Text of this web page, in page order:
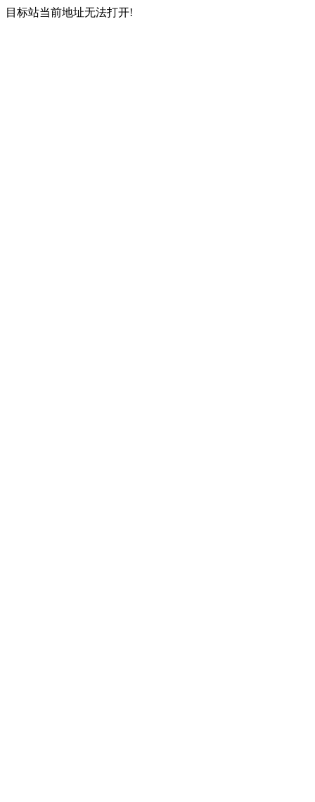
目标站当前地址无法打开!